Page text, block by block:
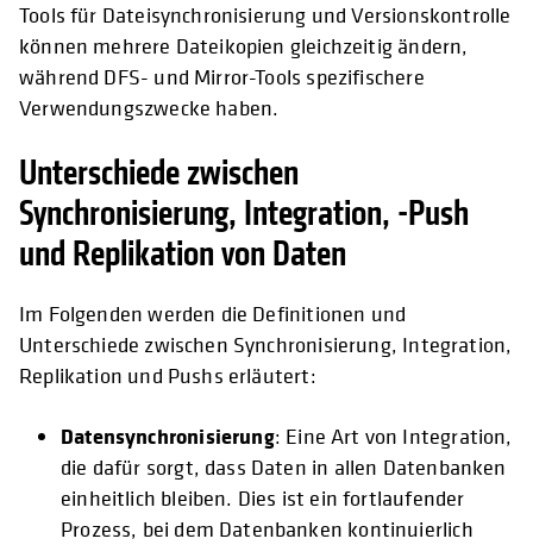
Tools für Dateisynchronisierung und Versionskontrolle
können mehrere Dateikopien gleichzeitig ändern,
während DFS- und Mirror-Tools spezifischere
Verwendungszwecke haben.
Unterschiede zwischen
Synchronisierung, Integration, -Push
und Replikation von Daten
Im Folgenden werden die Definitionen und
Unterschiede zwischen Synchronisierung, Integration,
Replikation und Pushs erläutert:
Datensynchronisierung: Eine Art von Integration,
die dafür sorgt, dass Daten in allen Datenbanken
einheitlich bleiben. Dies ist ein fortlaufender
Prozess, bei dem Datenbanken kontinuierlich